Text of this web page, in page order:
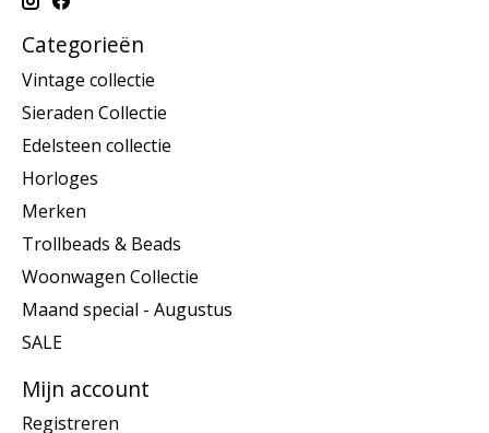
Categorieën
Vintage collectie
Sieraden Collectie
Edelsteen collectie
Horloges
Merken
Trollbeads & Beads
Woonwagen Collectie
Maand special - Augustus
SALE
Mijn account
Registreren